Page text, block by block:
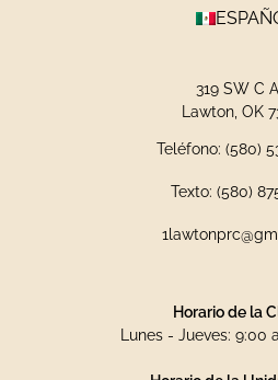
319 SW C
Lawton, OK
Teléfono: (580)
Texto: (580)
Horario de la
Lunes - Jueves: 9:00